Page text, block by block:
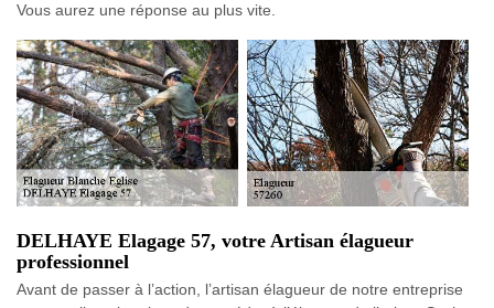
Vous aurez une réponse au plus vite.
DELHAYE Elagage 57, votre Artisan élagueur
professionnel
Avant de passer à l’action, l’artisan élagueur de notre entreprise